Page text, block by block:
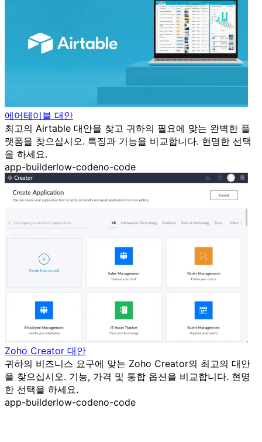
에어테이블 대안
최고의 Airtable 대안을 찾고 귀하의 필요에 맞는 완벽한 플
랫폼을 찾으십시오. 특징과 기능을 비교합니다. 현명한 선택
을 하세요.
app-builderlow-codeno-code
Zoho Creator 대안
귀하의 비즈니스 요구에 맞는 Zoho Creator의 최고의 대안
을 찾으십시오. 기능, 가격 및 통합 옵션을 비교합니다. 현명
한 선택을 하세요.
app-builderlow-codeno-code